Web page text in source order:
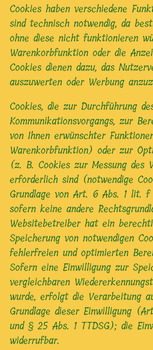
Cookies haben verschiedene
sind technisch notwendig, da
ohne diese nicht funktionieren
Warenkorbfunktion oder die
Cookies dienen dazu, das
auszuwerten oder Werbung
Cookies, die zur Durchführung
Kommunikationsvorgangs, zur
von Ihnen erwünschter
Warenkorbfunktion) oder zur
(z. B. Cookies zur Messung des
erforderlich sind (notwendige
Grundlage von Art. 6 Abs. 1 lit. f
sofern keine andere
Websitebetreiber hat ein
Speicherung von notwendigen
fehlerfreien und optimierten
Sofern eine Einwilligung zur
vergleichbaren
wurde, erfolgt die Verarbeitung
Grundlage dieser Einwilligung
und § 25 Abs. 1 TTDSG); die
widerrufbar.